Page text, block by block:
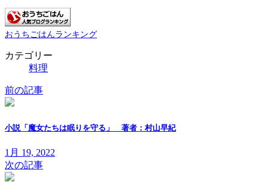
おうちごはんランキング
カテゴリー
料理
前の記事
小説「魔女たちは眠りを守る」 著者：村山早紀
1月 19, 2022
次の記事